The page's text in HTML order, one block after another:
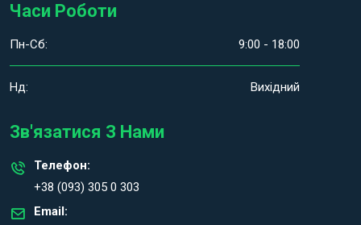
Часи Роботи
Пн-Сб: 9:00 - 18:00
Нд: Вихідний
Зв'язатися З Нами
Телефон:
+38 (093) 305 0 303
Email: